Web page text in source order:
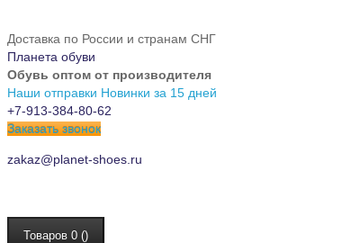
Доставка по России и странам СНГ
Планета обуви
Обувь оптом от производителя
Наши отправки Новинки за 15 дней
+7-913-384-80-62
Заказать звонок
zakaz@planet-shoes.ru
Товаров 0 ()